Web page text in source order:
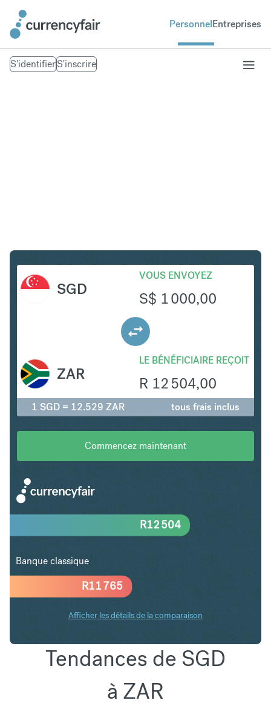
PersonnelEntreprises
S'identifierS'inscrire
SGD
VOUS ENVOYEZ
S$ 1 000,00
LE BÉNÉFICIAIRE REÇOIT
R 12 504,00
ZAR
1 SGD = 12.529 ZAR tous frais inclus
Commencez maintenant
R11 765
R12 504
Banque classique
Afficher les détails de la comparaison
Tendances de SGD
à ZAR